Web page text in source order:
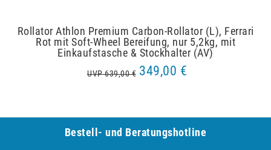
Rollator Athlon Premium Carbon-Rollator (L), Ferrari
Rot mit Soft-Wheel Bereifung, nur 5,2kg, mit
Einkaufstasche & Stockhalter (AV)
UVP 639,00 € 349,00 €
Bestell- und Be­ra­tungs­hot­line